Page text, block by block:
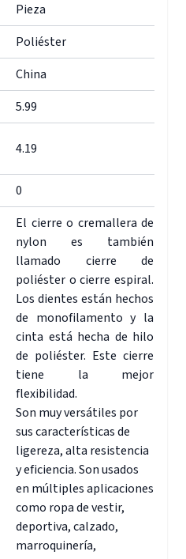
Pieza
Poliéster
China
5.99
4.19
0
El cierre o cremallera de
nylon es también
llamado cierre de
poliéster o cierre espiral.
Los dientes están hechos
de monofilamento y la
cinta está hecha de hilo
de poliéster. Este cierre
tiene la mejor
flexibilidad.
Son muy versátiles por
sus características de
ligereza, alta resistencia
y eficiencia. Son usados
en múltiples aplicaciones
como ropa de vestir,
deportiva, calzado,
marroquinería,